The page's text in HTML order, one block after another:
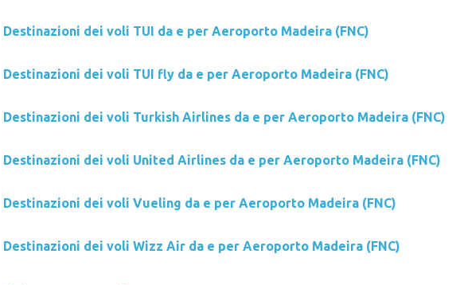
Destinazioni dei voli TUI da e per Aeroporto Madeira (FNC)
Destinazioni dei voli TUI fly da e per Aeroporto Madeira (FNC)
Destinazioni dei voli Turkish Airlines da e per Aeroporto Madeira (FNC)
Destinazioni dei voli United Airlines da e per Aeroporto Madeira (FNC)
Destinazioni dei voli Vueling da e per Aeroporto Madeira (FNC)
Destinazioni dei voli Wizz Air da e per Aeroporto Madeira (FNC)